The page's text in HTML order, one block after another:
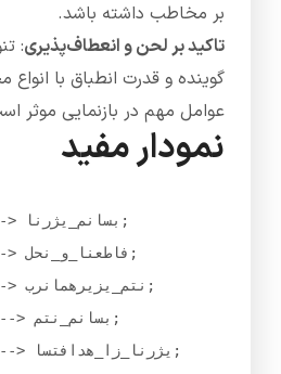
بر مخاطب داشته باشد.
تاکید بر لحن و انعطاف‌پذیری:
گوینده و قدرت انطباق با انواع
عوامل مهم در بازنمایی موثر
نمودار مفید
برنامه‌ریزی_متن -->